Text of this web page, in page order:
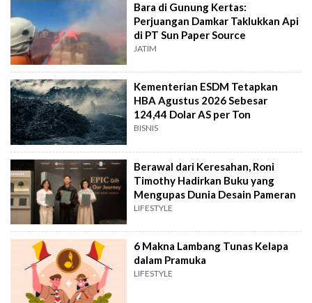
Bara di Gunung Kertas:
Perjuangan Damkar Taklukkan Api
di PT Sun Paper Source
JATIM
Kementerian ESDM Tetapkan
HBA Agustus 2026 Sebesar
124,44 Dolar AS per Ton
BISNIS
Berawal dari Keresahan, Roni
Timothy Hadirkan Buku yang
Mengupas Dunia Desain Pameran
LIFESTYLE
6 Makna Lambang Tunas Kelapa
dalam Pramuka
LIFESTYLE